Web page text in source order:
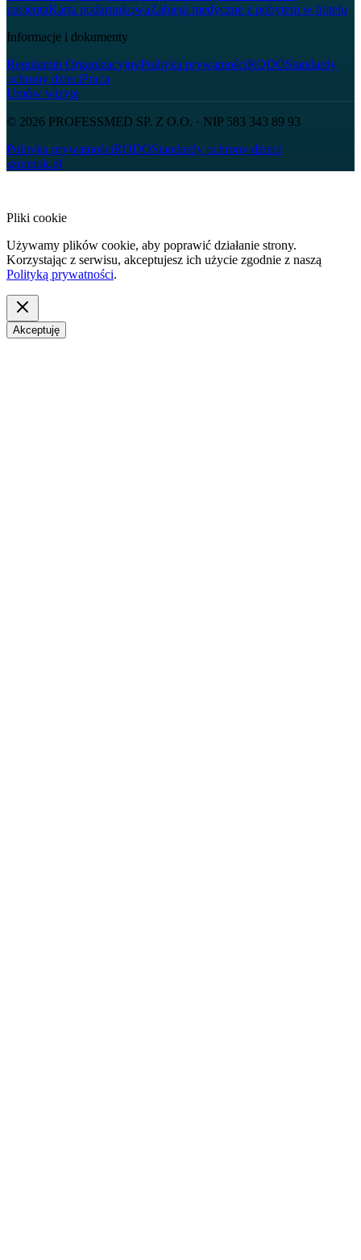
pacjentaKarta podarunkowaZabiegi medyczne z pobytem w hotelu
Informacje i dokumenty
Regulamin OrganizacyjnyPolityka prywatnościRODOStandardy
ochrony dzieciPraca
Umów wizytę
© 2026 PROFESSMED SP. Z O.O. · NIP 583 343 89 93
Polityka prywatnościRODOStandardy ochrony dzieci
szramuk.pl
Pliki cookie
Używamy plików cookie, aby poprawić działanie strony.
Korzystając z serwisu, akceptujesz ich użycie zgodnie z naszą
Polityką prywatności.
Akceptuję